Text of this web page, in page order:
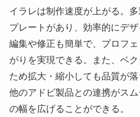
イラレは制作速度が上がる。
プレートがあり、効率的にデザ
編集や修正も簡単で、プロフ
がりを実現できる。また、ベ
ため拡大・縮小しても品質が落
他のアドビ製品との連携がス
の幅を広げることができる。